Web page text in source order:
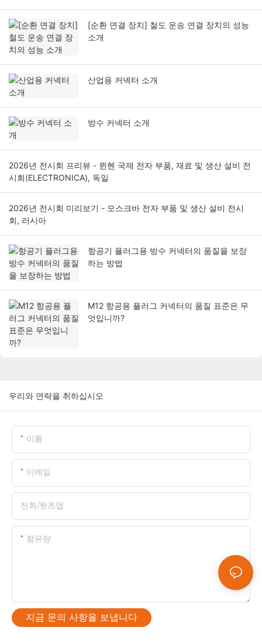
[순환 연결 장치] 철도 운송 연결 장치의 성능
소개
산업용 커넥터 소개
방수 커넥터 소개
2026년 전시회 프리뷰 - 뮌헨 국제 전자 부품, 재료 및 생산 설비 전
시회(ELECTRONICA), 독일
2026년 전시회 미리보기 - 모스크바 전자 부품 및 생산 설비 전시
회, 러시아
항공기 플러그용 방수 커넥터의 품질을 보장
하는 방법
M12 항공용 플러그 커넥터의 품질 표준은 무
엇입니까?
우리와 연락을 취하십시오
이름
이메일
전화/왓츠앱
함유량
지금 문의 사항을 보냅니다